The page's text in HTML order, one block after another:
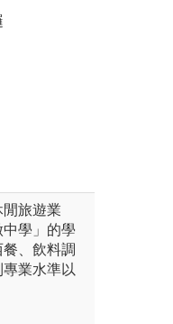
旅遊業
學」的學
、飲料調
業水準以